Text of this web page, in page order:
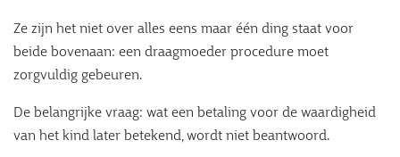
Ze zijn het niet over alles eens maar één ding staat voor
beide bovenaan: een draagmoeder procedure moet
zorgvuldig gebeuren.
De belangrijke vraag: wat een betaling voor de waardigheid
van het kind later betekend, wordt niet beantwoord.